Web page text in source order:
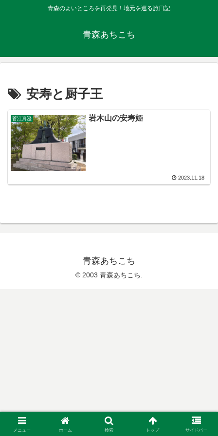
青森のよいところを再発見！地元を巡る旅日記
青森あちこち
安寿と厨子王
菅江真澄 岩木山の安寿姫
2023.11.18
青森あちこち
© 2003 青森あちこち.
メニュー ホーム 検索 トップ サイドバー